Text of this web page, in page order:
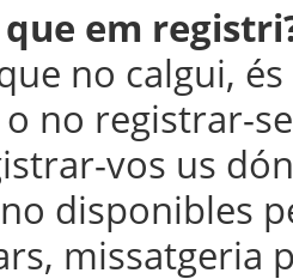
em
no calgui,
no registrar-
vos us
disponibles
missatgeria